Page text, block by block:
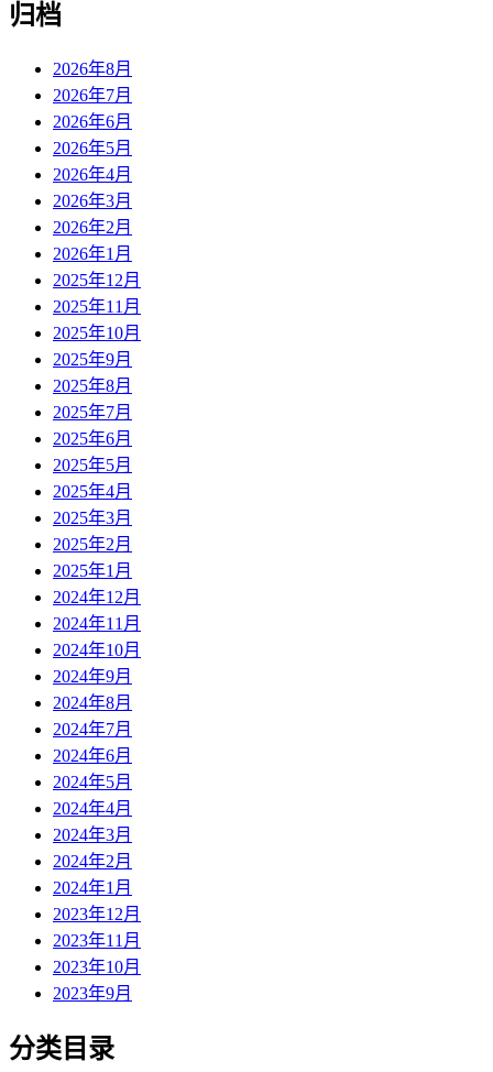
归档
2026年8月
2026年7月
2026年6月
2026年5月
2026年4月
2026年3月
2026年2月
2026年1月
2025年12月
2025年11月
2025年10月
2025年9月
2025年8月
2025年7月
2025年6月
2025年5月
2025年4月
2025年3月
2025年2月
2025年1月
2024年12月
2024年11月
2024年10月
2024年9月
2024年8月
2024年7月
2024年6月
2024年5月
2024年4月
2024年3月
2024年2月
2024年1月
2023年12月
2023年11月
2023年10月
2023年9月
分类目录